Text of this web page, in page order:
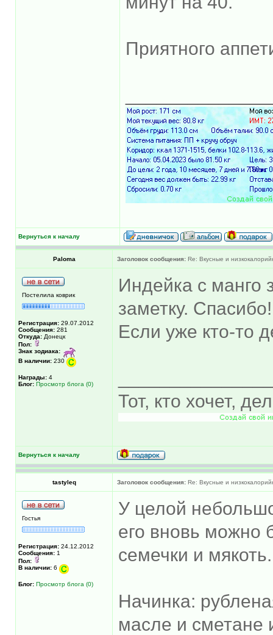
Приятного
Вернуться к началу
Paloma Заголовок сообщения: Re: Вкусные и
Постелила коврик
Регистрация: 29.07.2012
Сообщения: 281
Откуда: Донецк
Пол:
Знак зодиака:
В наличии: 230
Награды: 4
Блог: Просмотр блога (0)
Индейка с манго
заметку. Спасибо!
Если уже кто-то
Тот, кто хочет,
Вернуться к началу
tastyleq Заголовок сообщения: Re: Вкусные и
Гостья
Регистрация: 24.12.2012
Сообщения: 1
Пол:
В наличии: 6
Блог: Просмотр блога (0)
У целой
его вновь можно
семечки и мякоть.
Начинка:
масле и сметане